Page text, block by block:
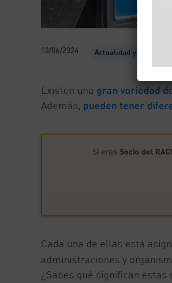
13/06/2024 Actualidad y eventos
Existen una gran variedad
Además, pueden tener
Si eres Socio del
Cada una de ellas está
administraciones y
¿Sabes qué significan estas